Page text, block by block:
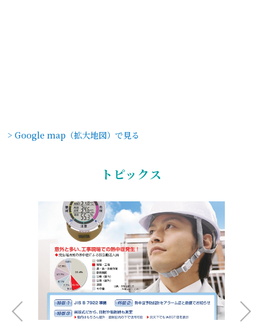
> Google map（拡大地図）で見る
トピックス